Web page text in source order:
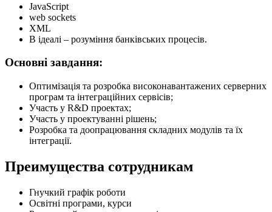
JavaScript
web sockets
XML
В ідеалі – розуміння банківських процесів.
Основні завдання:
Оптимізація та розробка високонавантажених серверних
програм та інтеграційних сервісів;
Участь у R&D проектах;
Участь у проектуванні рішень;
Розробка та доопрацювання складних модулів та їх
інтеграції.
Преимущества сотрудникам
Гнучкий графік роботи
Освітні програми, курси